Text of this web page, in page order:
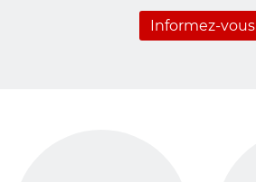
Informez-vous